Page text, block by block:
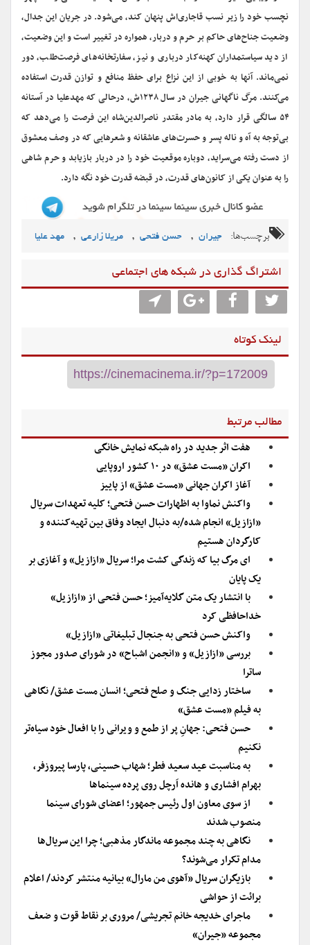
نچسب خود را زیر نسب قاجاری‌اش پنهان کند، می‌شود. در جریان این جدال،
وضعیت جناح‌های حاکم بر حرم و دربار، همواره در تغییر است و این وضعیت،
از دید سیاستمداران کهنه‌کار درباری و نیز، سفارتخانه‌های فرصت‌طلب، دور
نمی‌ماند. آن‎ها به خوبی از این نزاع برای حفظ منافع و توازن قدرت استفاده
می‌کنند. مرگ ناگهانی جیران در سال ۱۲۳۸ش، درحالی که مهدعلیا در آستانه
۵۴ سالگی قرار دارد، به مادر مقتدر ناصرالدین‌شاه این فرصت را می‌دهد که
بی‌توجه به آه و ناله پسر و حسرت‌های عاشقانه و شعرهایی که در وصف معشوق
از دست رفته می‌سراید، دوباره موقعیت خود را در دربار بازیابد و حرم شاهی
را به عنوان یکی از کانون‌های قدرت، در قبضه قدرت خود نگه دارد.
برچسب‌ها: جیران , حسن فتحی , مریلا زارعی , مهد علیا
اشتراگ گذاری در شبکه های اجتماعی
لینک کوتاه
مطالب مرتبط
هفت اثر جدید در راه شبکه نمایش خانگی
اکران «مست عشق» در ۱۰ کشور اروپایی
آغاز اکران جهانی «مست عشق» از پاییز
واکنش نماوا به اظهارات حسن فتحی؛ کلیه تعهدات سریال
«ازازیل» انجام شده/به دنبال ایجاد وفاق بین تهیه‌کننده و
کارگردان هستیم
ای مرگ بیا که زندگی کشت مرا؛ سریال «ازازیل» و آغازی بر
یک پایان
با انتشار یک متن گلایه‌آمیز؛ حسن فتحی از «ازازیل»
خداحافظی کرد
واکنش حسن فتحی به جنجال تبلیغاتی «ازازیل»
بررسی «ازازیل» و «انجمن اشباح» در شورای صدور مجوز
ساترا
ساختار زدایی جنگ و صلح فتحی؛ انسان مست عشق/ نگاهی
به فیلم «مست عشق»
حسن فتحی: جهانِ پر از طمع و ویرانی را با افعال خود سیاه‌تر
نکنیم
به مناسبت عید سعید فطر؛ شهاب حسینی، پارسا پیروزفر،
بهرام افشاری و هانده اَرچل روی پرده سینماها
از سوی معاون اول رئیس جمهور؛ اعضای شورای سینما
منصوب شدند
نگاهی به چند مجموعه ماندگار مذهبی؛ چرا این سریال‌ها
مدام تکرار می‌شوند؟
بازیگران سریال «آهوی من مارال» بیانیه منتشر کردند/ اعلام
برائت از حواشی
ماجرای خدیجه‌ خانم تجریشی/ مروری بر نقاط قوت و ضعف
مجموعه «جیران»